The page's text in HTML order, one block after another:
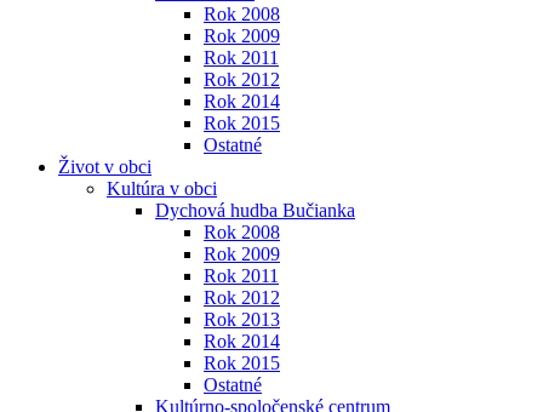
Rok 2008
Rok 2009
Rok 2011
Rok 2012
Rok 2014
Rok 2015
Ostatné
Život v obci
Kultúra v obci
Dychová hudba Bučianka
Rok 2008
Rok 2009
Rok 2011
Rok 2012
Rok 2013
Rok 2014
Rok 2015
Ostatné
Kultúrno-spoločenské centrum